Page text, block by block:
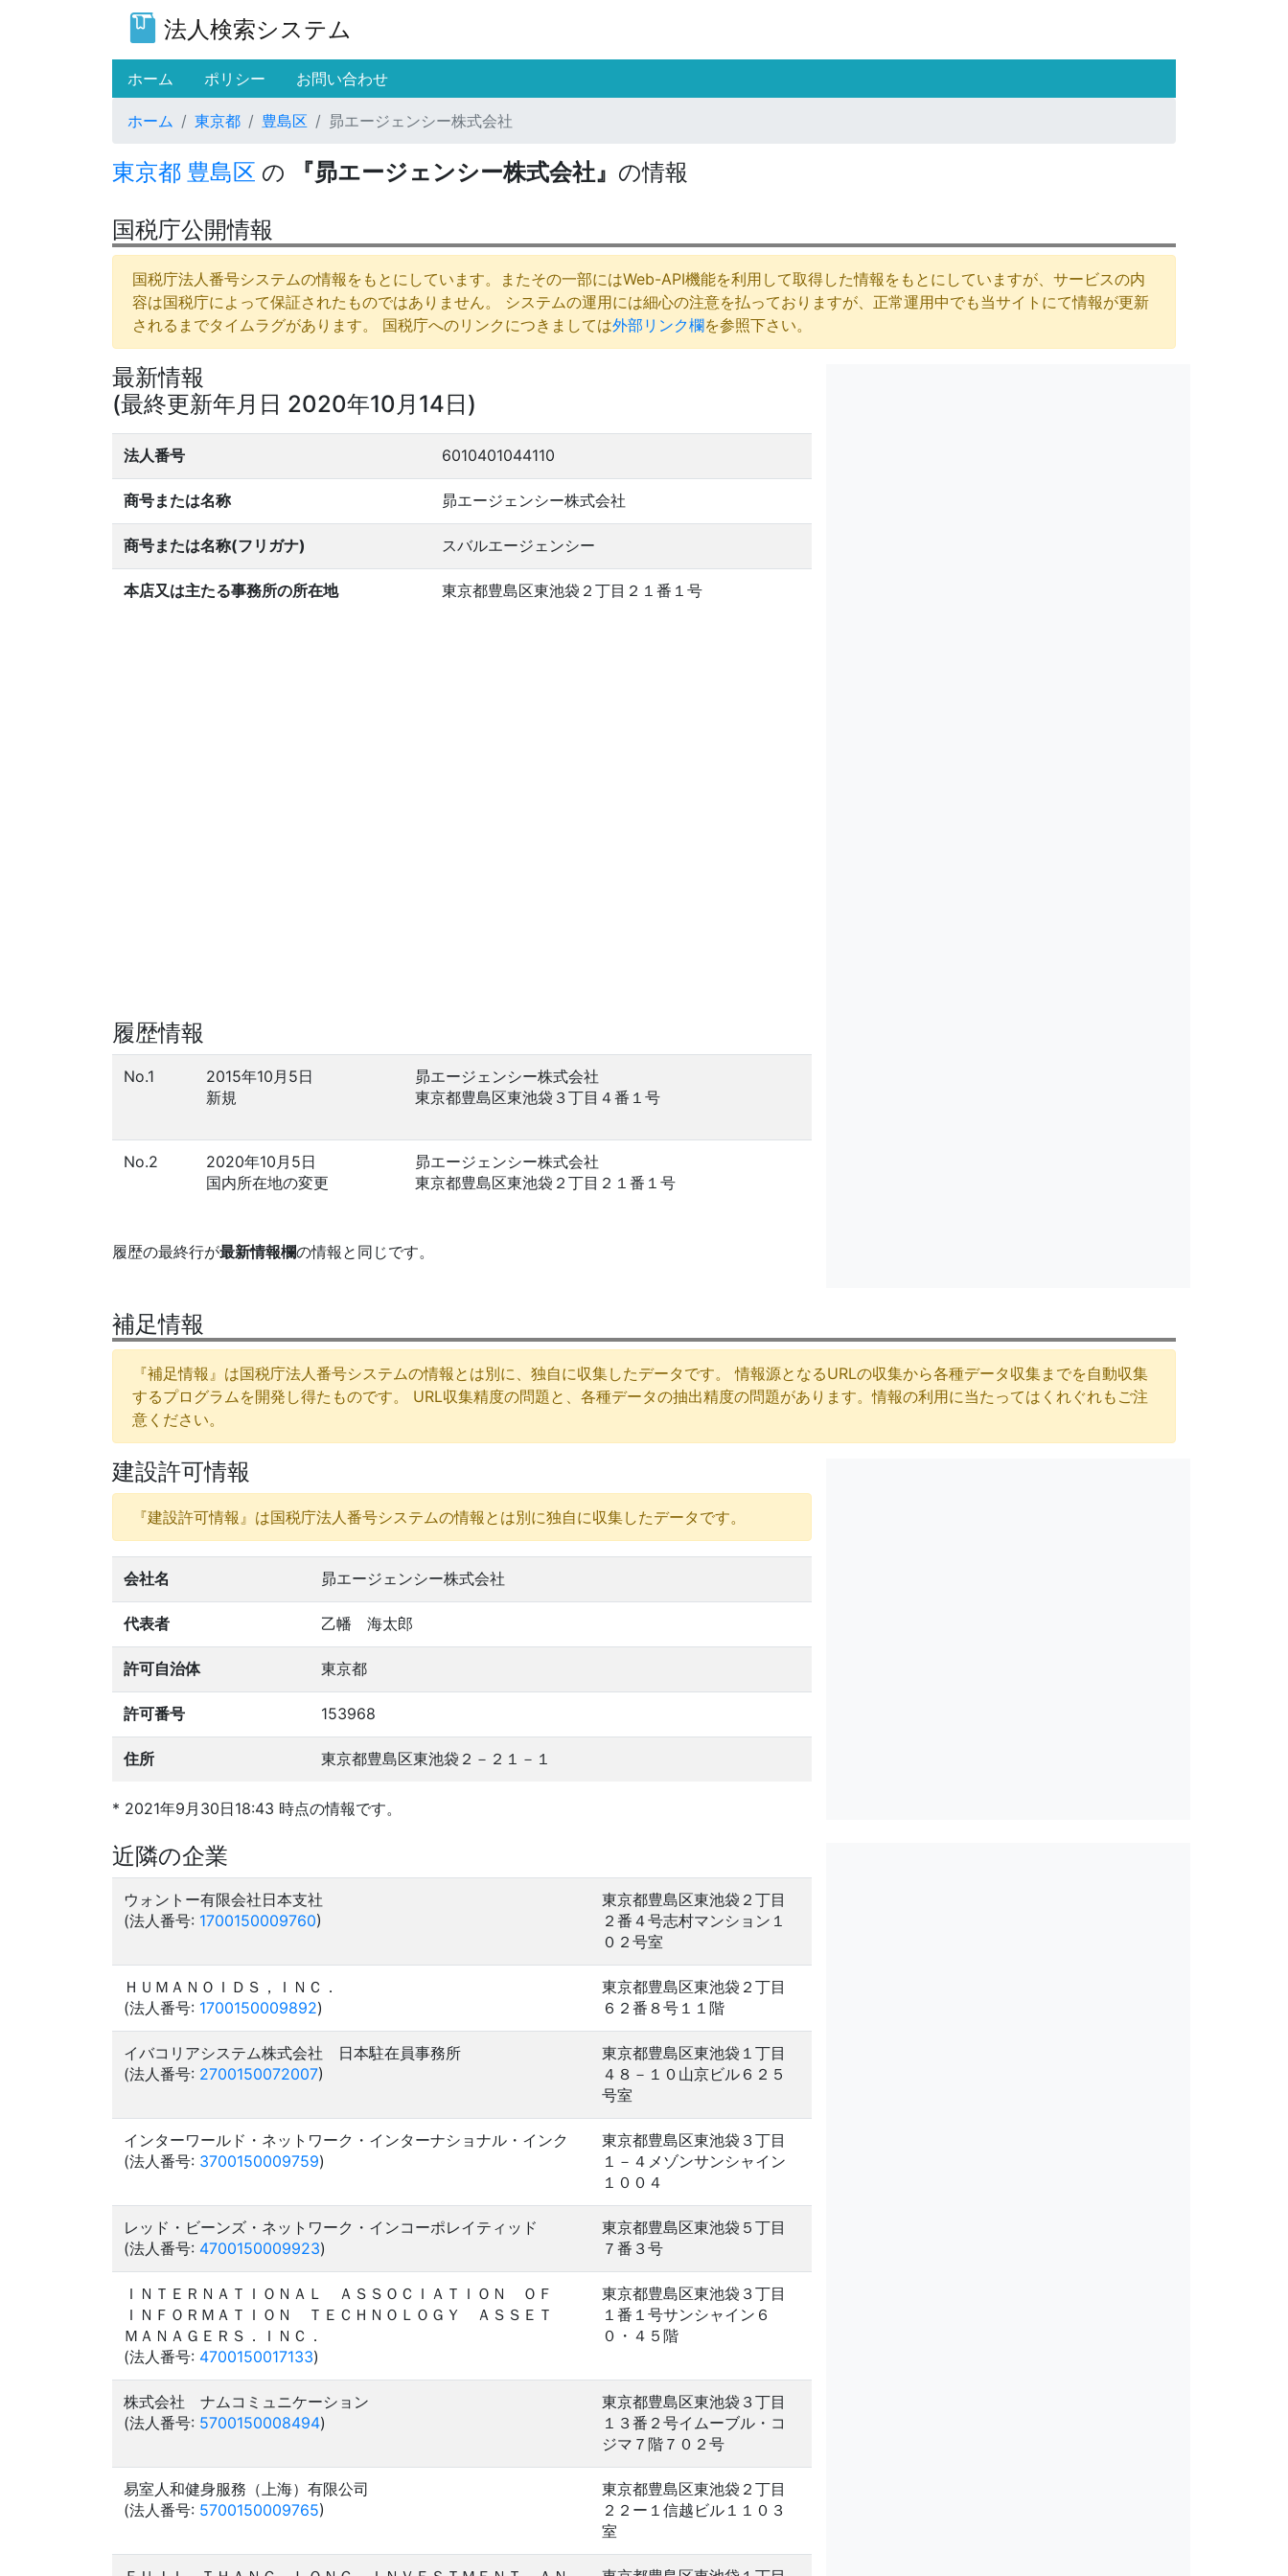
法人検索システム
ホーム (current)
ポリシー お問い合わせ
ホーム 東京都 豊島区 昴エージェンシー株式会社
東京都 豊島区 の 『昴エージェンシー株式会社』 の情報
国税庁公開情報
国税庁法人番号システムの情報をもとにしています。またその一部にはWeb-API機能を利用して取得した情報をもとにしていますが、サービスの内
容は国税庁によって保証されたものではありません。 システムの運用には細心の注意を払っておりますが、正常運用中でも当サイトにて情報が更新
されるまでタイムラグがあります。 国税庁へのリンクにつきましては外部リンク欄を参照下さい。
最新情報
(最終更新年月日 2020年10月14日)
法人番号 6010401044110
商号または名称 昴エージェンシー株式会社
商号または名称(フリガナ) スバルエージェンシー
本店又は主たる事務所の所在地 東京都豊島区東池袋２丁目２１番１号
履歴情報
No.1
2015年10月5日
新規
昴エージェンシー株式会社
東京都豊島区東池袋３丁目４番１号
No.2
2020年10月5日
国内所在地の変更
昴エージェンシー株式会社
東京都豊島区東池袋２丁目２１番１号
履歴の最終行が最新情報欄の情報と同じです。
補足情報
『補足情報』は国税庁法人番号システムの情報とは別に、独自に収集したデータです。 情報源となるURLの収集から各種データ収集までを自動収集
するプログラムを開発し得たものです。 URL収集精度の問題と、各種データの抽出精度の問題があります。情報の利用に当たってはくれぐれもご注
意ください。
建設許可情報
『建設許可情報』は国税庁法人番号システムの情報とは別に独自に収集したデータです。
会社名 昴エージェンシー株式会社
代表者 乙幡 海太郎
許可自治体 東京都
許可番号 153968
住所 東京都豊島区東池袋２－２１－１
* 2021年9月30日18:43 時点の情報です。
近隣の企業
ウォントー有限会社日本支社
(法人番号: 1700150009760)
東京都豊島区東池袋２丁目
２番４号志村マンション１
０２号室
ＨＵＭＡＮＯＩＤＳ，ＩＮＣ．
(法人番号: 1700150009892)
東京都豊島区東池袋２丁目
６２番８号１１階
イバコリアシステム株式会社 日本駐在員事務所
(法人番号: 2700150072007)
東京都豊島区東池袋１丁目
４８－１０山京ビル６２５
号室
インターワールド・ネットワーク・インターナショナル・インク
(法人番号: 3700150009759)
東京都豊島区東池袋３丁目
１－４メゾンサンシャイン
１００４
レッド・ビーンズ・ネットワーク・インコーポレイティッド
(法人番号: 4700150009923)
東京都豊島区東池袋５丁目
７番３号
ＩＮＴＥＲＮＡＴＩＯＮＡＬ ＡＳＳＯＣＩＡＴＩＯＮ ＯＦ
ＩＮＦＯＲＭＡＴＩＯＮ ＴＥＣＨＮＯＬＯＧＹ ＡＳＳＥＴ
ＭＡＮＡＧＥＲＳ．ＩＮＣ．
(法人番号: 4700150017133)
東京都豊島区東池袋３丁目
１番１号サンシャイン６
０・４５階
株式会社 ナムコミュニケーション
(法人番号: 5700150008494)
東京都豊島区東池袋３丁目
１３番２号イムーブル・コ
ジマ７階７０２号
易室人和健身服務（上海）有限公司
(法人番号: 5700150009765)
東京都豊島区東池袋２丁目
２２ー１信越ビル１１０３
室